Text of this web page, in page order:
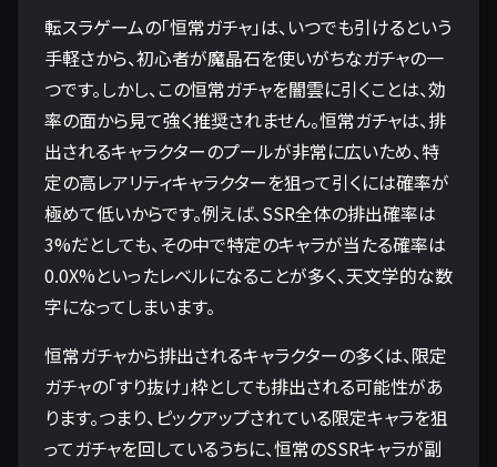
転スラゲームの「恒常ガチャ」は、いつでも引けるという
手軽さから、初心者が魔晶石を使いがちなガチャの一
つです。しかし、この恒常ガチャを闇雲に引くことは、効
率の面から見て強く推奨されません。恒常ガチャは、排
出されるキャラクターのプールが非常に広いため、特
定の高レアリティキャラクターを狙って引くには確率が
極めて低いからです。例えば、SSR全体の排出確率は
3%だとしても、その中で特定のキャラが当たる確率は
0.0X%といったレベルになることが多く、天文学的な数
字になってしまいます。
恒常ガチャから排出されるキャラクターの多くは、限定
ガチャの「すり抜け」枠としても排出される可能性があ
ります。つまり、ピックアップされている限定キャラを狙
ってガチャを回しているうちに、恒常のSSRキャラが副